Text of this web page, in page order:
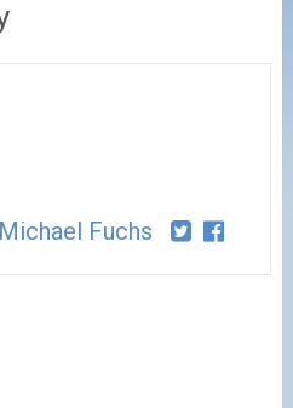
Michael Fuchs